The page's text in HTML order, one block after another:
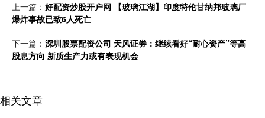
上一篇： 好配资炒股开户网 【玻璃江湖】印度特伦甘纳邦玻璃厂
爆炸事故已致6人死亡
下一篇： 深圳股票配资公司 天风证券：继续看好“耐心资产”等高
股息方向 新质生产力或有表现机会
相关文章